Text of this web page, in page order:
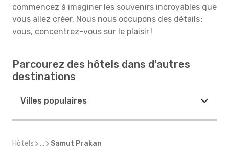
commencez à imaginer les souvenirs incroyables que
vous allez créer. Nous nous occupons des détails :
vous, concentrez-vous sur le plaisir !
Parcourez des hôtels dans d'autres
destinations
Villes populaires
Hôtels ... Samut Prakan